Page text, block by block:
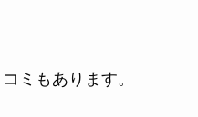
ミもあります。